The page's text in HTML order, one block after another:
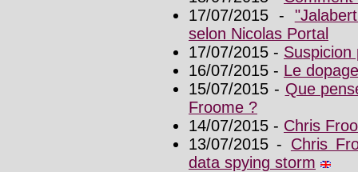
17/07/2015 -
selon Nicolas Portal
17/07/2015 - Suspicion
16/07/2015 - Le
15/07/2015 - Que
Froome ?
14/07/2015 - Chris
13/07/2015 - Chris
data spying storm